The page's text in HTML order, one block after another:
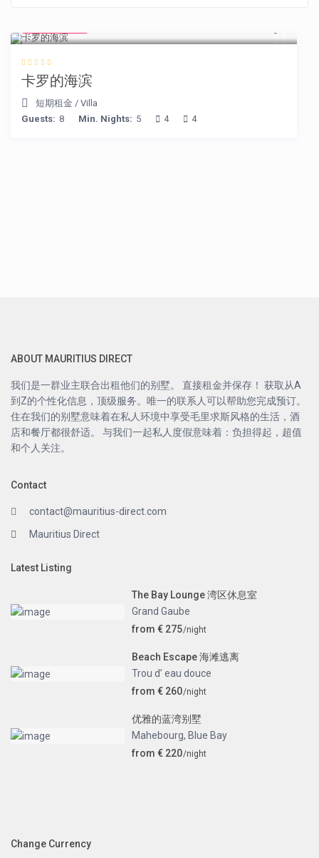
卡罗的海滨
短期租金 /Villa
Guests: 8 Min. Nights: 5 4 4
ABOUT MAURITIUS DIRECT
我们是一群业主联合出租他们的别墅。 直接租金并保存！ 获取从A
到Z的个性化信息，顶级服务。唯一的联系人可以帮助您完成预订。
住在我们的别墅意味着在私人环境中享受毛里求斯风格的生活，酒
店和餐厅都很舒适。 与我们一起私人度假意味着：负担得起，超值
和个人关注。
Contact
contact@mauritius-direct.com
Mauritius Direct
Latest Listing
The Bay Lounge 湾区休息室
Grand Gaube
from € 275/night
Beach Escape 海滩逃离
Trou d’ eau douce
from € 260/night
优雅的蓝湾别墅
Mahebourg, Blue Bay
from € 220/night
Change Currency